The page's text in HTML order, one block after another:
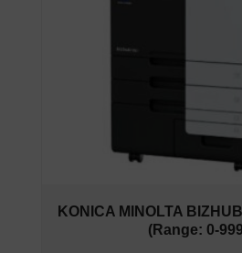
KONICA MINOLTA
(Range: 0-